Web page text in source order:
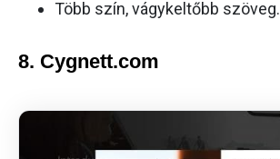
Több szín, vágykeltőbb szöveg.
8. Cygnett.com